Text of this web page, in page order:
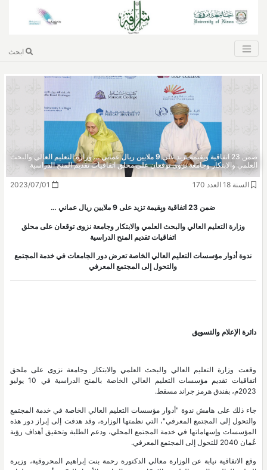
ابحث
ضمن 23 اتفاقية وبِقيمة تزيد على 9 ملايين ريال عماني … وزارة التعليم العالي والبحث
العلمي والابتكار وجامعة نزوى توقعان على محلق اتفاقيات تقديم المنح الدراسية
السنة 18 العدد 170
ضمن 23 اتفاقية وبِقيمة تزيد على 9 ملايين ريال عماني …
وزارة التعليم العالي والبحث العلمي والابتكار وجامعة نزوى توقعان على محلق
اتفاقيات تقديم المنح الدراسية
ندوة أدوار مؤسسات التعليم العالي الخاصة تعرض دور الجامعات في خدمة المجتمع
والتحول إلى المجتمع المعرفي
دائرة الإعلام والتسويق
وقعت وزارة التعليم العالي والبحث العلمي والابتكار وجامعة نزوى على ملحق
اتفاقيات تقديم مؤسسات التعليم العالي الخاصة بالمنح الدراسية في 10 يوليو
2023م، بفندق هرمز جراند مسقط.
جاء ذلك على هامش ندوة "أدوار مؤسسات التعليم العالي الخاصة في خدمة المجتمع
والتحول إلى المجتمع المعرفي"، التي نظمتها الوزارة، وقد هدفت إلى إبراز دور هذه
المؤسسات وإسهاماتها في خدمة المجتمع المحلي، ودعم الطلبة وتحقيق أهداف رؤية
عُمان 2040 للتحول إلى المجتمع المعرفي.
وقع الاتفاقية نيابة عن الوزارة معالي الدكتورة رحمة بنت إبراهيم المحروقية، وزيرة